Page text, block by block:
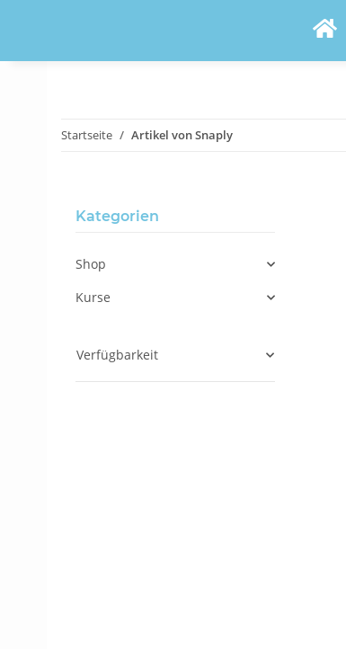
Startseite Artikel von Snaply
Kategorien
Shop
Kurse
Verfügbarkeit